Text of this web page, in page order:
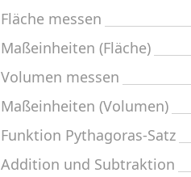
Fläche messen
Maßeinheiten (Fläche)
Volumen messen
Maßeinheiten (Volumen)
Funktion Pythagoras-Satz
Addition und Subtraktion